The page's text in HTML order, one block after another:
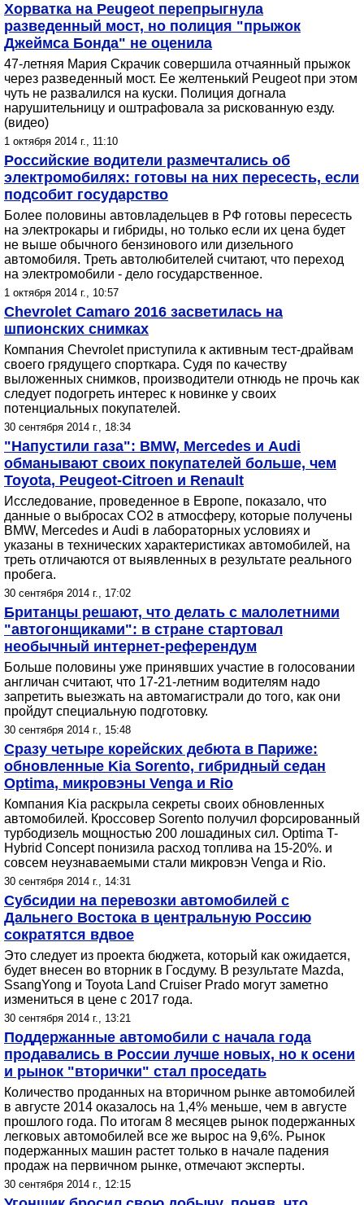
Хорватка на Peugeot перепрыгнула
разведенный мост, но полиция "прыжок
Джеймса Бонда" не оценила
47-летняя Мария Скрачик совершила отчаянный прыжок
через разведенный мост. Ее желтенький Peugeot при этом
чуть не развалился на куски. Полиция догнала
нарушительницу и оштрафовала за рискованную езду.
(видео)
1 октября 2014 г., 11:10
Российские водители размечтались об
электромобилях: готовы на них пересесть, если
подсобит государство
Более половины автовладельцев в РФ готовы пересесть
на электрокары и гибриды, но только если их цена будет
не выше обычного бензинового или дизельного
автомобиля. Треть автолюбителей считают, что переход
на электромобили - дело государственное.
1 октября 2014 г., 10:57
Chevrolet Camaro 2016 засветилась на
шпионских снимках
Компания Chevrolet приступила к активным тест-драйвам
своего грядущего спорткара. Судя по качеству
выложенных снимков, производители отнюдь не прочь как
следует подогреть интерес к новинке у своих
потенциальных покупателей.
30 сентября 2014 г., 18:34
"Напустили газа": BMW, Mercedes и Audi
обманывают своих покупателей больше, чем
Toyota, Peugeot-Citroen и Renault
Исследование, проведенное в Европе, показало, что
данные о выбросах СO2 в атмосферу, которые получены
BMW, Mercedes и Audi в лабораторных условиях и
указаны в технических характеристиках автомобилей, на
треть отличаются от выявленных в результате реального
пробега.
30 сентября 2014 г., 17:02
Британцы решают, что делать с малолетними
"автогонщиками": в стране стартовал
необычный интернет-референдум
Больше половины уже принявших участие в голосовании
англичан считают, что 17-21-летним водителям надо
запретить выезжать на автомагистрали до того, как они
пройдут специальную подготовку.
30 сентября 2014 г., 15:48
Сразу четыре корейских дебюта в Париже:
обновленные Kia Sorento, гибридный седан
Optima, микровэны Venga и Rio
Компания Kia раскрыла секреты своих обновленных
автомобилей. Кроссовер Sorento получил форсированный
турбодизель мощностью 200 лошадиных сил. Optima T-
Hybrid Concept понизила расход топлива на 15-20%. и
совсем неузнаваемыми стали микровэн Venga и Rio.
30 сентября 2014 г., 14:31
Субсидии на перевозки автомобилей с
Дальнего Востока в центральную Россию
сократятся вдвое
Это следует из проекта бюджета, который как ожидается,
будет внесен во вторник в Госдуму. В результате Mazda,
SsangYong и Toyota Land Cruiser Prado могут заметно
измениться в цене с 2017 года.
30 сентября 2014 г., 13:21
Поддержанные автомобили с начала года
продавались в России лучше новых, но к осени
и рынок "вторички" стал проседать
Количество проданных на вторичном рынке автомобилей
в августе 2014 оказалось на 1,4% меньше, чем в августе
прошлого года. По итогам 8 месяцев рынок подержанных
легковых автомобилей все же вырос на 9,6%. Рынок
подержанных машин растет только в начале падения
продаж на первичном рынке, отмечают эксперты.
30 сентября 2014 г., 12:15